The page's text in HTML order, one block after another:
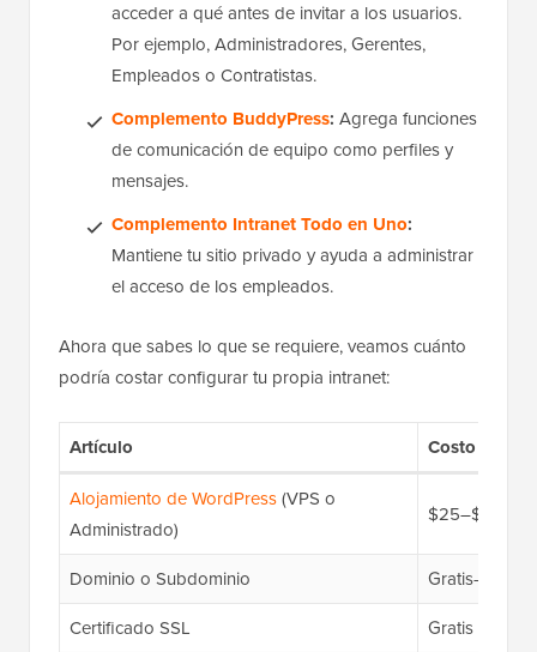
acceder a qué antes de invitar a los usuarios.
Por ejemplo, Administradores, Gerentes,
Empleados o Contratistas.
Complemento BuddyPress: Agrega funciones
de comunicación de equipo como perfiles y
mensajes.
Complemento Intranet Todo en Uno:
Mantiene tu sitio privado y ayuda a administrar
el acceso de los empleados.
Ahora que sabes lo que se requiere, veamos cuánto
podría costar configurar tu propia intranet:
Artículo
Costo Típico
Alojamiento de WordPress(VPS o
Administrado)
$25–$40/
Dominio o Subdominio
Gratis–$15/
Certificado SSL
Gratis